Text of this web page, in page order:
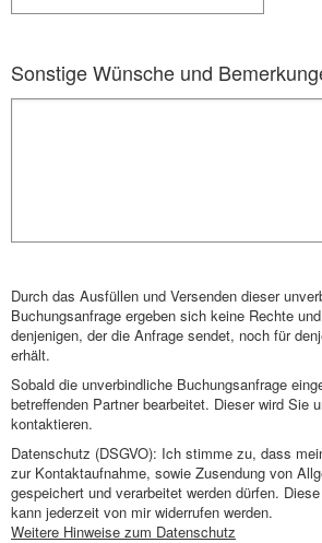
Sonstige Wünsche und
Durch das Ausfüllen und Versenden dieser
Buchungsanfrage ergeben sich keine Rechte
denjenigen, der die Anfrage sendet, noch für
erhält.
Sobald die unverbindliche Buchungsanfrage
betreffenden Partner bearbeitet. Dieser wird Sie
kontaktieren.
Datenschutz (DSGVO): Ich stimme zu, dass
zur Kontaktaufnahme, sowie Zusendung von
gespeichert und verarbeitet werden dürfen.
kann jederzeit von mir widerrufen werden.
Weitere Hinweise zum Datenschutz